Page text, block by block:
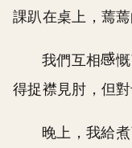
課趴在桌上，蔫蔫
我們互相
得捉襟見肘，但
晚上，我給